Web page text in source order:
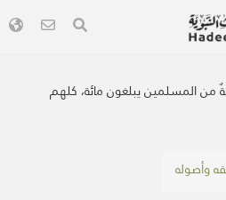
المسلمين يبلغون مائة، كلهم
وأصوله